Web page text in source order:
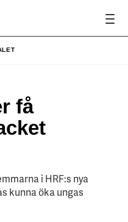
få
i HRF:s nya
kunna öka ungas